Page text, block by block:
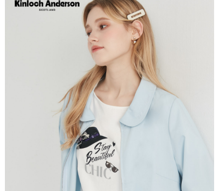
運送方式
每筆NT$60，滿NT$1,000(含以上)免運費
每筆NT$60，滿NT$1,000(含以上)免運費